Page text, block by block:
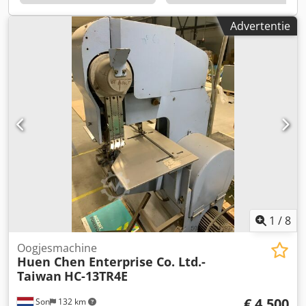
C7100/C7200 - C9100/C9200 Series machine.
Tellerstanden: PBM 350: 20.775 BookFold Module: 13.403
Trimmer Module: 19.314 - Maakt professionele boekjes in-
line of offline met nieten + vouwen. - Capaciteit: tot 35
vellen papier (80 gsm) voor gevouwen boekjes circa 140
pagina’s - Ondersteunde papierformaten: breed van ca.
206 mm tot 320 mm, lengte tot ca. 457 mm Crsdpfszpx Trsx
Am Tof - Compatibel met A- en B-formaten en veel custom
formaten. Zoekt u andere opties op de machine? Wij zijn
flexibel en kunnen de machine naar uw wens
samenstellen! Deze machine is door onze eigen
gespecialiseerde technische dienst gecontroleerd en
uitgebreid getest. Mocht u nog verdere informatie willen
hebben, neem dan gerust contact met ons op.
Wereldwijde verzending mogelijk
Advertentie
1 /8
Son 132 km
Oogjesmachine
Huen Chen Enterprise Co. Ltd.-
Taiwan HC-13TR4E